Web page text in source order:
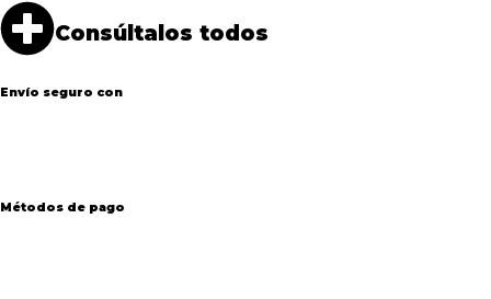
Consúltalos todos
Envío seguro con
Métodos de pago